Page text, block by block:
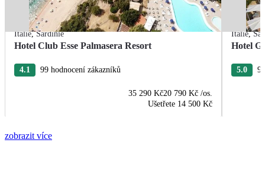
Itálie,Sardinie
Hotel Club Esse Palmasera Resort
4.1 99 hodnocení zákazníků
35 290 Kč20 790 Kč /os.
Ušetřete 14 500 Kč
Itálie,
Hotel
5.0
zobrazit více